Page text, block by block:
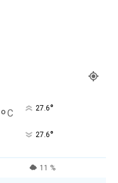
°C 27.6°
27.6°
11 %